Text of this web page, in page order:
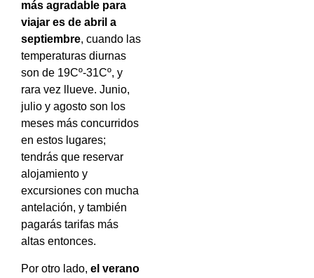
más agradable para
viajar es de abril a
septiembre, cuando las
temperaturas diurnas
son de 19Cº-31Cº, y
rara vez llueve. Junio,
julio y agosto son los
meses más concurridos
en estos lugares;
tendrás que reservar
alojamiento y
excursiones con mucha
antelación, y también
pagarás tarifas más
altas entonces.
Por otro lado, el verano